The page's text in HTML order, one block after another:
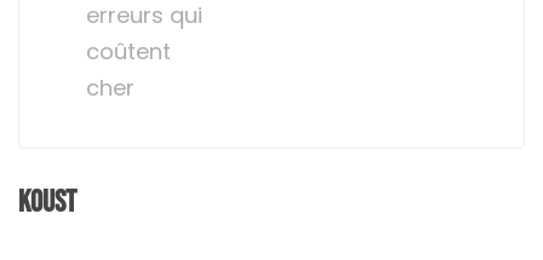
erreurs qui
coûtent
cher
Koust